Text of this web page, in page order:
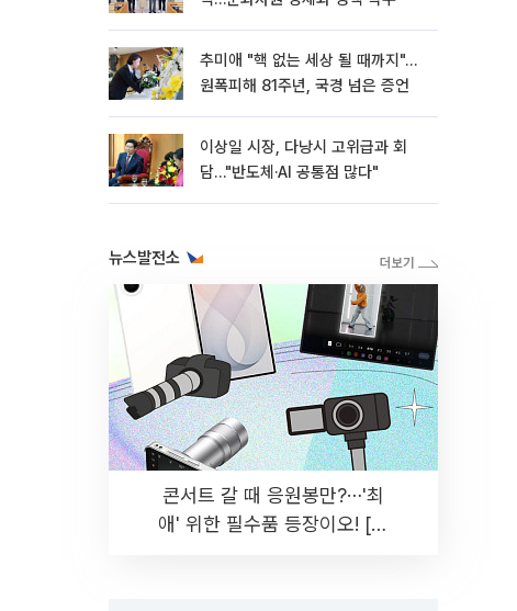
추미애 "핵 없는 세상 될 때까지"…
원폭피해 81주년, 국경 넘은 증언
이상일 시장, 다낭시 고위급과 회
담…"반도체·AI 공통점 많다"
뉴스발전소
콘서트 갈 때 응원봉만?⋯'최
애' 위한 필수품 등장이오! [솔